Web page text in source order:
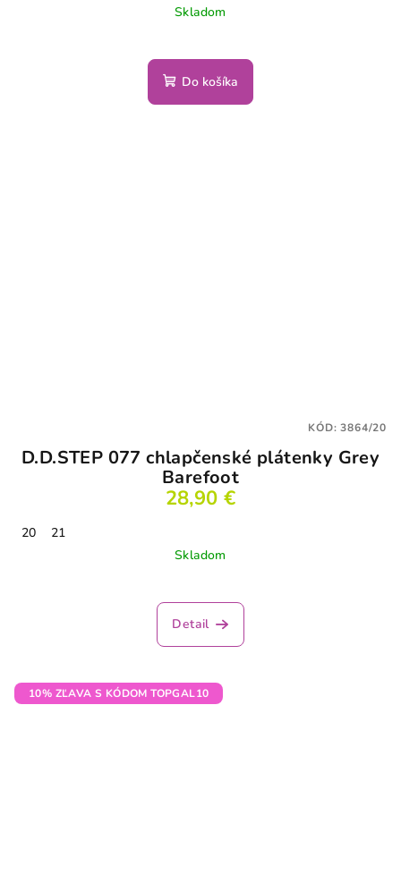
Skladom
Do košíka
D.D.STEP 077 chlapčenské plátenky Grey
Barefoot
28,90 €
20
21
Skladom
Detail
KÓD:3864/20
10% ZĽAVA S KÓDOM TOPGAL10